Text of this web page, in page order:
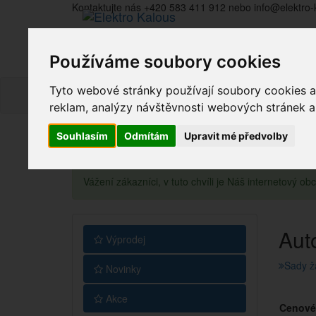
Používáme soubory cookies
Tyto webové stránky používají soubory cookies
reklam, analýzy návštěvnosti webových stránek
Souhlasím Odmítám Upravit mé předvolby
Kontaktujte nás +420 583 411 912 nebo
Vážení zákazníci, v tuto chvíli je Náš internetový
Výprodej
Novinky
Akce
Sady